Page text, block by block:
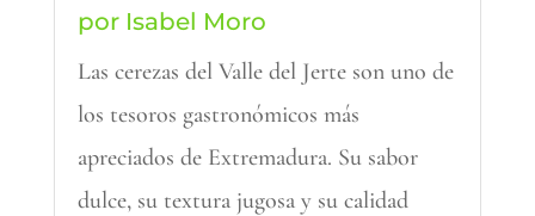
por Isabel Moro
Las cerezas del Valle del Jerte son uno de
los tesoros gastronómicos más
apreciados de Extremadura. Su sabor
dulce, su textura jugosa y su calidad